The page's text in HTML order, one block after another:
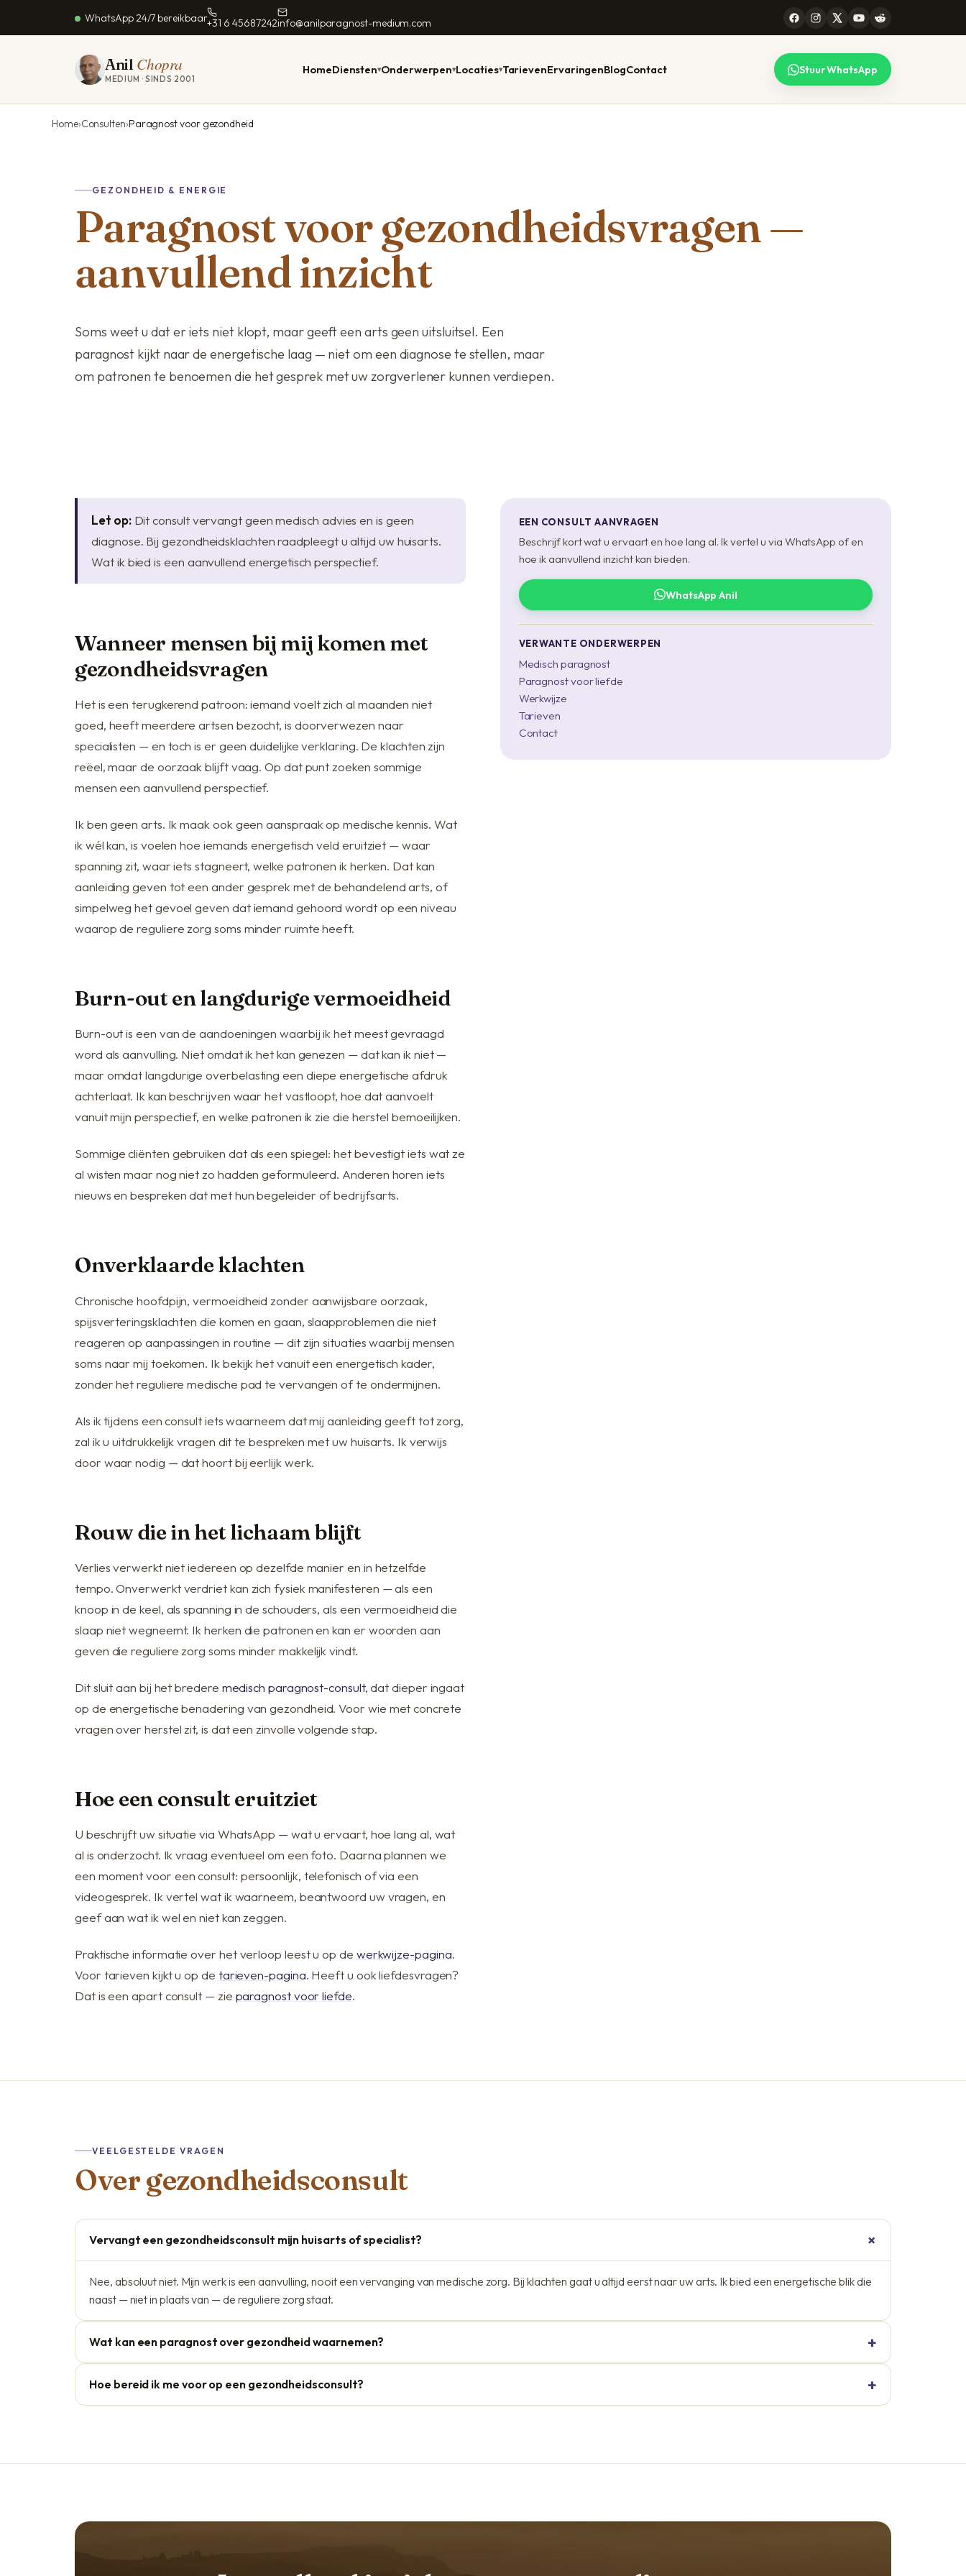
WhatsApp 24/7 bereikbaar+31 6 45687242info@anilparagnost-medium.com
Anil Chopra
MEDIUM · SINDS 2001
HomeDiensten▾
Inzicht zonder feiten
Medium
Contact met overledenen
Antwoorden bij keuzes
Waarzegster
Contact overledenen
Energetische
behandeling
Chat consult
Gratis voorspelling?
Over Anil
Voordelen bij Anil
consult.
WhatsApp Anil
Onderwerpen▾
Relatie herstellen
Witte magie liefde
Dromen duiden
behandeling
Daghoroscoop
Numerologie
Kaartlegger & tarot
Bekijk werkwijze →
Locaties▾
Hoofdvestiging
Utrecht
Eindhoven
Alkmaar
Zwolle
Westland
complete lijst.
Alle locaties →
TarievenErvaringenBlogContact Stuur WhatsApp
Home Consulten Paragnost voor gezondheid
GEZONDHEID & ENERGIE
Paragnost voor gezondheidsvragen —
aanvullend inzicht
Soms weet u dat er iets niet klopt, maar geeft een arts geen uitsluitsel. Een
paragnost kijkt naar de energetische laag — niet om een diagnose te stellen, maar
om patronen te benoemen die het gesprek met uw zorgverlener kunnen verdiepen.
Let op:Dit consult vervangt geen medisch advies en is geen
diagnose. Bij gezondheidsklachten raadpleegt u altijd uw huisarts.
Wat ik bied is een aanvullend energetisch perspectief.
Wanneer mensen bij mij komen met
gezondheidsvragen
Het is een terugkerend patroon: iemand voelt zich al maanden niet
goed, heeft meerdere artsen bezocht, is doorverwezen naar
specialisten — en toch is er geen duidelijke verklaring. De klachten zijn
reëel, maar de oorzaak blijft vaag. Op dat punt zoeken sommige
mensen een aanvullend perspectief.
Ik ben geen arts. Ik maak ook geen aanspraak op medische kennis. Wat
ik wél kan, is voelen hoe iemands energetisch veld eruitziet — waar
spanning zit, waar iets stagneert, welke patronen ik herken. Dat kan
aanleiding geven tot een ander gesprek met de behandelend arts, of
simpelweg het gevoel geven dat iemand gehoord wordt op een niveau
waarop de reguliere zorg soms minder ruimte heeft.
Burn-out en langdurige vermoeidheid
Burn-out is een van de aandoeningen waarbij ik het meest gevraagd
word als aanvulling. Niet omdat ik het kan genezen — dat kan ik niet —
maar omdat langdurige overbelasting een diepe energetische afdruk
achterlaat. Ik kan beschrijven waar het vastloopt, hoe dat aanvoelt
vanuit mijn perspectief, en welke patronen ik zie die herstel bemoeilijken.
Sommige cliënten gebruiken dat als een spiegel: het bevestigt iets wat ze
al wisten maar nog niet zo hadden geformuleerd. Anderen horen iets
nieuws en bespreken dat met hun begeleider of bedrijfsarts.
Onverklaarde klachten
Chronische hoofdpijn, vermoeidheid zonder aanwijsbare oorzaak,
spijsverteringsklachten die komen en gaan, slaapproblemen die niet
reageren op aanpassingen in routine — dit zijn situaties waarbij mensen
soms naar mij toekomen. Ik bekijk het vanuit een energetisch kader,
zonder het reguliere medische pad te vervangen of te ondermijnen.
Als ik tijdens een consult iets waarneem dat mij aanleiding geeft tot zorg,
zal ik u uitdrukkelijk vragen dit te bespreken met uw huisarts. Ik verwijs
door waar nodig — dat hoort bij eerlijk werk.
Rouw die in het lichaam blijft
Verlies verwerkt niet iedereen op dezelfde manier en in hetzelfde
tempo. Onverwerkt verdriet kan zich fysiek manifesteren — als een
knoop in de keel, als spanning in de schouders, als een vermoeidheid die
slaap niet wegneemt. Ik herken die patronen en kan er woorden aan
geven die reguliere zorg soms minder makkelijk vindt.
Dit sluit aan bij het bredere medisch paragnost-consult, dat dieper ingaat
op de energetische benadering van gezondheid. Voor wie met concrete
vragen over herstel zit, is dat een zinvolle volgende stap.
Hoe een consult eruitziet
U beschrijft uw situatie via WhatsApp — wat u ervaart, hoe lang al, wat
al is onderzocht. Ik vraag eventueel om een foto. Daarna plannen we
een moment voor een consult: persoonlijk, telefonisch of via een
videogesprek. Ik vertel wat ik waarneem, beantwoord uw vragen, en
geef aan wat ik wel en niet kan zeggen.
Praktische informatie over het verloop leest u op de werkwijze-pagina.
Voor tarieven kijkt u op de tarieven-pagina. Heeft u ook liefdesvragen?
Dat is een apart consult — zie paragnost voor liefde.
EEN CONSULT AANVRAGEN
Beschrijf kort wat u ervaart en hoe lang al. Ik vertel u via WhatsApp of en
hoe ik aanvullend inzicht kan bieden.
WhatsApp Anil
VERWANTE ONDERWERPEN
Medisch paragnost
Paragnost voor liefde
Werkwijze
Tarieven
Contact
VEELGESTELDE VRAGEN
Over gezondheidsconsult
Vervangt een gezondheidsconsult mijn huisarts of specialist?
Nee, absoluut niet. Mijn werk is een aanvulling, nooit een vervanging van medische zorg. Bij klachten gaat u altijd eerst naar uw arts. Ik bied een energetische blik die
naast — niet in plaats van — de reguliere zorg staat.
Wat kan een paragnost over gezondheid waarnemen?
Hoe bereid ik me voor op een gezondheidsconsult?